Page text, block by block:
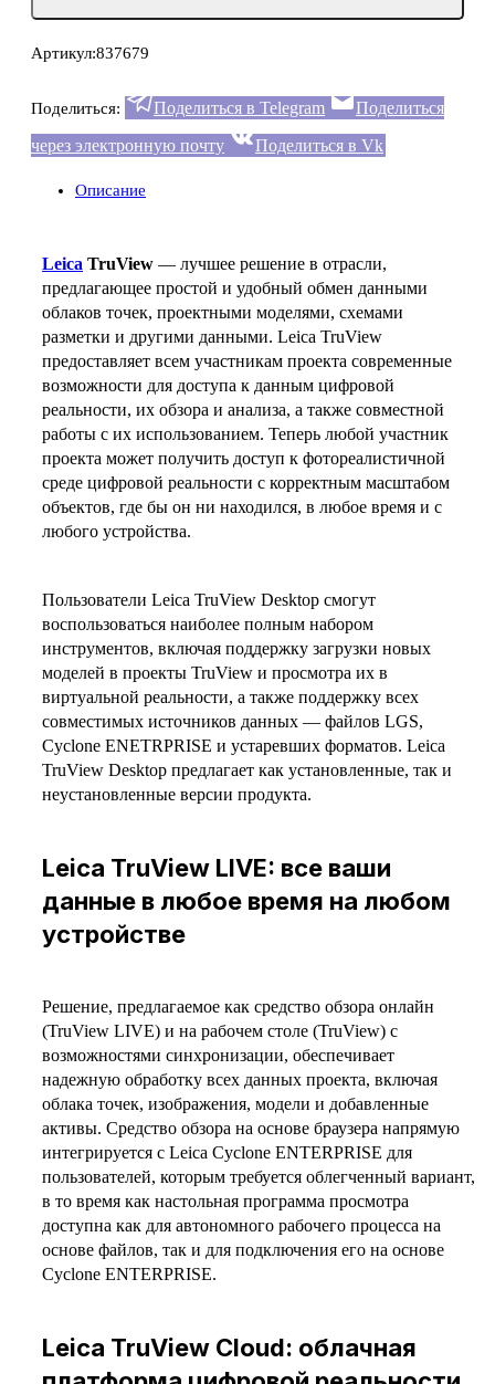
Артикул:837679
Поделиться: Поделиться в Telegram
Поделиться
через электронную почту
Поделиться в Vk
Описание
Leica TruView — лучшее решение в отрасли,
предлагающее простой и удобный обмен данными
облаков точек, проектными моделями, схемами
разметки и другими данными. Leica TruView
предоставляет всем участникам проекта современные
возможности для доступа к данным цифровой
реальности, их обзора и анализа, а также совместной
работы с их использованием. Теперь любой участник
проекта может получить доступ к фотореалистичной
среде цифровой реальности с корректным масштабом
объектов, где бы он ни находился, в любое время и с
любого устройства.
Пользователи Leica TruView Desktop смогут
воспользоваться наиболее полным набором
инструментов, включая поддержку загрузки новых
моделей в проекты TruView и просмотра их в
виртуальной реальности, а также поддержку всех
совместимых источников данных — файлов LGS,
Cyclone ENETRPRISE и устаревших форматов. Leica
TruView Desktop предлагает как установленные, так и
неустановленные версии продукта.
Leica TruView LIVE: все ваши
данные в любое время на любом
устройстве
Решение, предлагаемое как средство обзора онлайн
(TruView LIVE) и на рабочем столе (TruView) с
возможностями синхронизации, обеспечивает
надежную обработку всех данных проекта, включая
облака точек, изображения, модели и добавленные
активы. Средство обзора на основе браузера напрямую
интегрируется с Leica Cyclone ENTERPRISE для
пользователей, которым требуется облегченный вариант,
в то время как настольная программа просмотра
доступна как для автономного рабочего процесса на
основе файлов, так и для подключения его на основе
Cyclone ENTERPRISE.
Leica TruView Cloud: облачная